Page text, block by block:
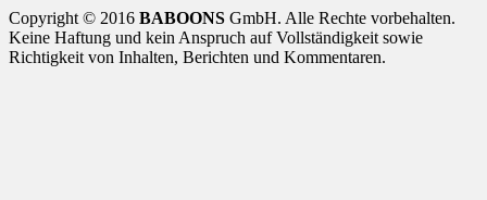
Copyright © 2016 BABOONS GmbH. Alle Rechte vorbehalten.
Keine Haftung und kein Anspruch auf Vollständigkeit sowie
Richtigkeit von Inhalten, Berichten und Kommentaren.